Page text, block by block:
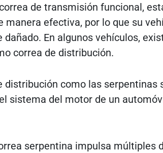
de transmisión funcional,
manera efectiva, por lo que su
En algunos vehículos,
correa de distribución.
distribución como las serpentinas
sistema del motor de un
serpentina impulsa múltiples